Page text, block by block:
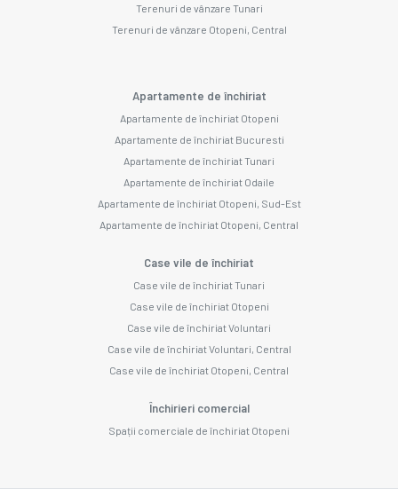
Terenuri de vânzare Tunari
Terenuri de vânzare Otopeni, Central
Apartamente de închiriat
Apartamente de închiriat Otopeni
Apartamente de închiriat Bucuresti
Apartamente de închiriat Tunari
Apartamente de închiriat Odaile
Apartamente de închiriat Otopeni, Sud-Est
Apartamente de închiriat Otopeni, Central
Case vile de închiriat
Case vile de închiriat Tunari
Case vile de închiriat Otopeni
Case vile de închiriat Voluntari
Case vile de închiriat Voluntari, Central
Case vile de închiriat Otopeni, Central
Închirieri comercial
Spații comerciale de închiriat Otopeni